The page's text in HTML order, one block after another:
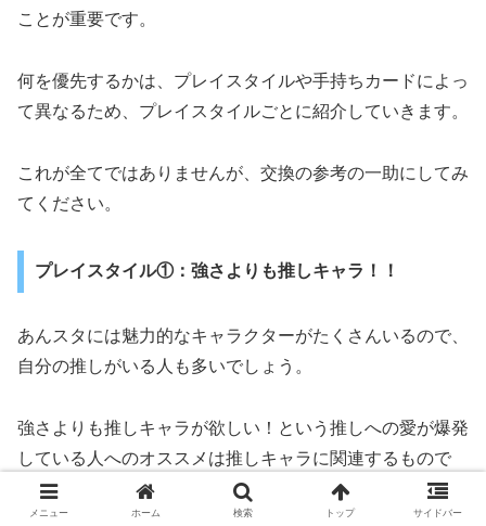
ことが重要です。
何を優先するかは、プレイスタイルや手持ちカードによっ
て異なるため、プレイスタイルごとに紹介していきます。
これが全てではありませんが、交換の参考の一助にしてみ
てください。
プレイスタイル①：強さよりも推しキャラ！！
あんスタには魅力的なキャラクターがたくさんいるので、
自分の推しがいる人も多いでしょう。
強さよりも推しキャラが欲しい！という推しへの愛が爆発
している人へのオススメは推しキャラに関連するもので
す。
メニュー ホーム 検索 トップ サイドバー